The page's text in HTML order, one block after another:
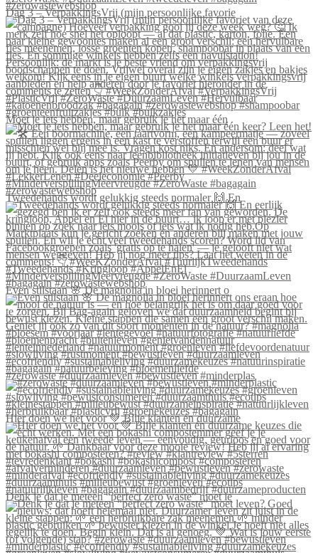
Dag 3 – VerpakkingsVrij (mijn persoonlijke favorie
Moet je iets hebben, maar gebruik je het maar één
Tweedehands wordt gelukkig steeds normaler 🙌 En
Even stilstaan 🌸 De magnolia in bloei herinnert o
#zerowaste #duurzaamleven #bewustleven #minderplas
Hier doen we het voor 💚 Blije klanten én duurzame
Denk je dat je meteen “perfect zero waste” moet le